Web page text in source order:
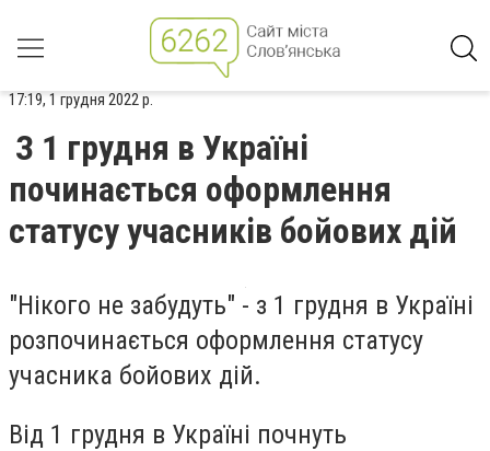
17:19, 1 грудня 2022 р.
З 1 грудня в Україні
починається оформлення
статусу учасників бойових дій
"Нікого не забудуть" - з 1 грудня в Україні
розпочинається оформлення статусу
учасника бойових дій.
Від 1 грудня в Україні почнуть